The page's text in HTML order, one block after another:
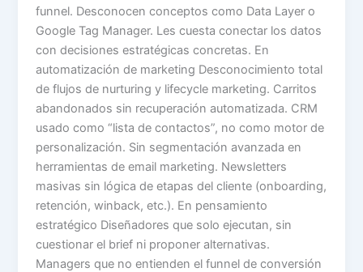
funnel. Desconocen conceptos como Data Layer o
Google Tag Manager. Les cuesta conectar los datos
con decisiones estratégicas concretas. En
automatización de marketing Desconocimiento total
de flujos de nurturing y lifecycle marketing. Carritos
abandonados sin recuperación automatizada. CRM
usado como “lista de contactos”, no como motor de
personalización. Sin segmentación avanzada en
herramientas de email marketing. Newsletters
masivas sin lógica de etapas del cliente (onboarding,
retención, winback, etc.). En pensamiento
estratégico Diseñadores que solo ejecutan, sin
cuestionar el brief ni proponer alternativas.
Managers que no entienden el funnel de conversión